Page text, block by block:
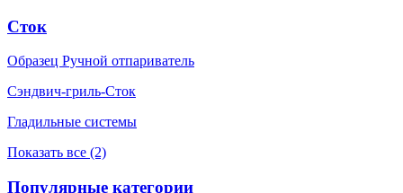
Сток
Образец Ручной отпариватель
Сэндвич-гриль-Сток
Гладильные системы
Показать все (2)
Популярные категории